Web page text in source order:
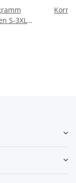
S-3XL